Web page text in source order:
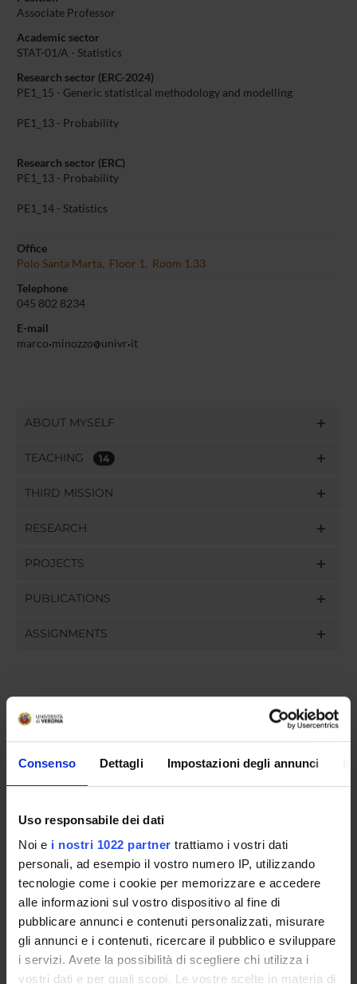
Consenso Dettagli Impostazioni degli annunci
Uso responsabile dei dati
Noi e i nostri 1022 partner trattiamo i vostri dati
personali, ad esempio il vostro numero IP, utilizzando
tecnologie come i cookie per memorizzare e accedere
alle informazioni sul vostro dispositivo al fine di
pubblicare annunci e contenuti personalizzati, misurare
gli annunci e i contenuti, ricercare il pubblico e sviluppare
i servizi. Avete la possibilità di scegliere chi utilizza i
vostri dati e per quali scopi. Le vostre scelte in materia di
Associate Professor
Academic sector
STAT-01/A - Statistics
Research sector (ERC-2024)
PE1_15 - Generic statistical methodology and modelling
PE1_13 - Probability
Research sector (ERC)
PE1_13 - Probability
PE1_14 - Statistics
Office
Polo Santa Marta, Floor 1, Room 1.33
Telephone
045 802 8234
E-mail
marco minozzo univr it
ABOUT MYSELF
TEACHING 14
THIRD MISSION
RESEARCH
PROJECTS
PUBLICATIONS
ASSIGNMENTS
ORGANISATION
COMMITTEES
DEPARTMENT ADMINISTRATION OFFICES
STUDENT ADMINISTRATION OFFICES
DEPARTMENT FACILITIES
RESEARCH LABORATORIES
RESEARCH CENTRES